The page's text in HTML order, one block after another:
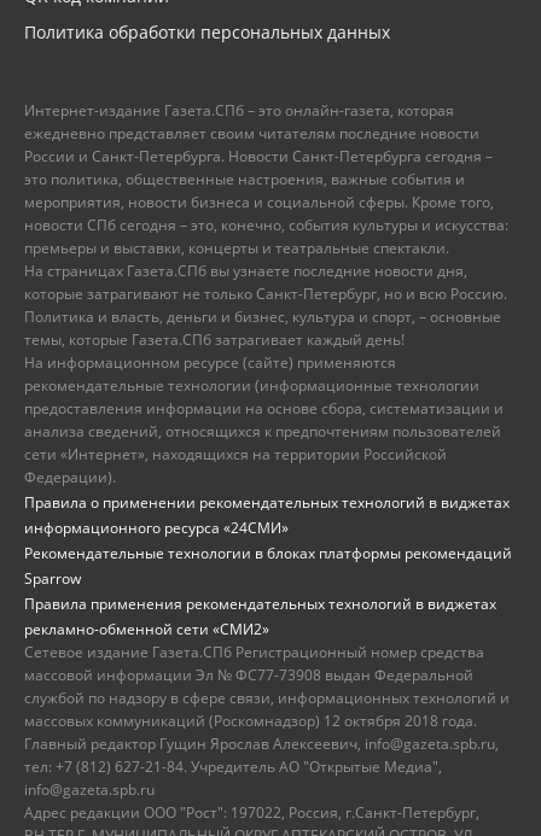
Политика обработки персональных данных
Интернет-издание Газета.СПб – это онлайн-газета, которая
ежедневно представляет своим читателям последние новости
России и Санкт-Петербурга. Новости Санкт-Петербурга сегодня –
это политика, общественные настроения, важные события и
мероприятия, новости бизнеса и социальной сферы. Кроме того,
новости СПб сегодня – это, конечно, события культуры и искусства:
премьеры и выставки, концерты и театральные спектакли.
На страницах Газета.СПб вы узнаете последние новости дня,
которые затрагивают не только Санкт-Петербург, но и всю Россию.
Политика и власть, деньги и бизнес, культура и спорт, – основные
темы, которые Газета.СПб затрагивает каждый день!
На информационном ресурсе (сайте) применяются
рекомендательные технологии (информационные технологии
предоставления информации на основе сбора, систематизации и
анализа сведений, относящихся к предпочтениям пользователей
сети «Интернет», находящихся на территории Российской
Федерации).
Правила о применении рекомендательных технологий в виджетах
информационного ресурса «24СМИ»
Рекомендательные технологии в блоках платформы рекомендаций
Sparrow
Правила применения рекомендательных технологий в виджетах
рекламно-обменной сети «СМИ2»
Сетевое издание Газета.СПб Регистрационный номер средства
массовой информации Эл № ФС77-73908 выдан Федеральной
службой по надзору в сфере связи, информационных технологий и
массовых коммуникаций (Роскомнадзор) 12 октября 2018 года.
Главный редактор Гущин Ярослав Алексеевич, info@gazeta.spb.ru,
тел: +7 (812) 627-21-84. Учредитель АО "Открытые Медиа",
info@gazeta.spb.ru
Адрес редакции ООО "Рост": 197022, Россия, г.Санкт-Петербург,